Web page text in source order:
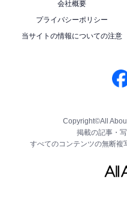
会社概要
プライバシーポリシー
当サイトの情報についての注意
Copyright©All
掲載の記事・
すべてのコンテンツの無断複